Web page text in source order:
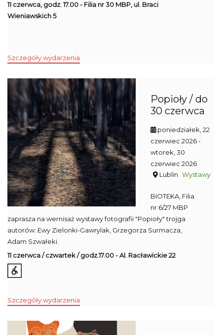
11 czerwca, godz. 17.00 - Filia nr 30 MBP, ul. Braci
Wieniawskich 5
Szczegóły wydarzenia
Popioły / do
30 czerwca
poniedziałek, 22
czerwiec 2026-
wtorek, 30
czerwiec 2026
Lublin Wystawy
BIOTEKA, Filia
nr 6/27 MBP
zaprasza na wernisaż wystawy fotografii "Popioły" trojga
autorów: Ewy Zielonki-Gawrylak, Grzegorza Surmacza,
Adam Szwałeki.
11 czerwca / czwartek / godz.17.00 - Al. Racławickie 22
Szczegóły wydarzenia